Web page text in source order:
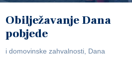
Obilježavanje Dana
pobjede
i domovinske zahvalnosti, Dana